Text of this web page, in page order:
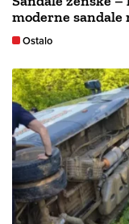
moderne sandale
Ostalo